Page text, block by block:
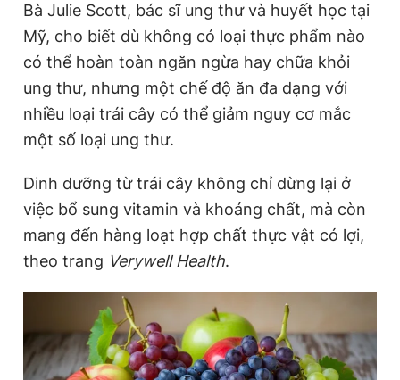
Sản phẩm khác
Tiện ích Bạn cần biết
Thông tin tòa soạn Liên hệ quảng cáo
Đọc Thanh Niên trên điện thoại
Theo dõi báo trên
Bà Julie Scott, bác sĩ ung thư và huyết học tại
Mỹ, cho biết dù không có loại thực phẩm nào
có thể hoàn toàn ngăn ngừa hay chữa khỏi
ung thư, nhưng một chế độ ăn đa dạng với
nhiều loại trái cây có thể giảm nguy cơ mắc
một số loại ung thư.
Dinh dưỡng từ trái cây không chỉ dừng lại ở
việc bổ sung vitamin và khoáng chất, mà còn
mang đến hàng loạt hợp chất thực vật có lợi,
theo trang Verywell Health.